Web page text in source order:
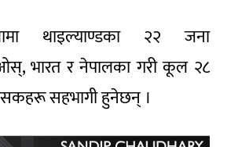
थाइल्याण्डका २२ जना
भारत र नेपालका गरी कूल २८
सहभागी हुनेछन् ।